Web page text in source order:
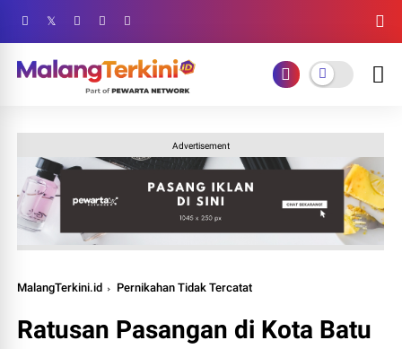
Advertisement
MalangTerkini.id Pernikahan Tidak Tercatat
Ratusan Pasangan di Kota Batu